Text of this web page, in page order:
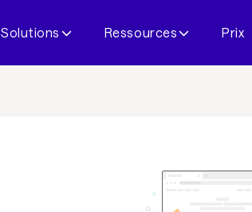
Solutions Ressources Prix